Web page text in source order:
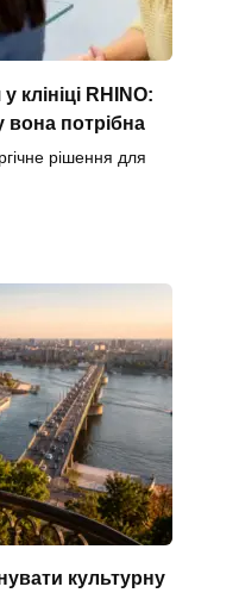
клініці RHINO:
вона потрібна
рішення для
культурну